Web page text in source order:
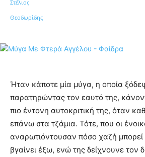
Ήταν κάποτε μία μύγα, η οποία
παρατηρώντας τον εαυτό της,
πιο έντονη αυτοκριτική της, όταν
επάνω στα τζάμια. Τότε, που οι
αναρωτιόντουσαν πόσο χαζή μπορεί
βγαίνει έξω, ενώ της δείχνουνε τον